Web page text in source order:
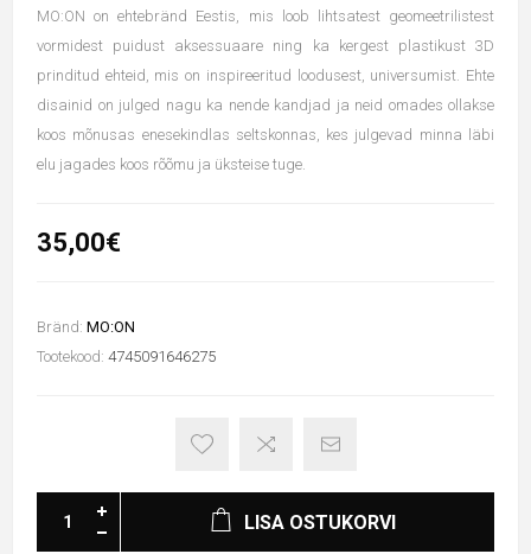
MO:ON on ehtebränd Eestis, mis loob lihtsatest geomeetrilistest
vormidest puidust aksessuaare ning ka kergest plastikust 3D
prinditud ehteid, mis on inspireeritud loodusest, universumist. Ehte
disainid on julged nagu ka nende kandjad ja neid omades ollakse
koos mõnusas enesekindlas seltskonnas, kes julgevad minna läbi
elu jagades koos rõõmu ja üksteise tuge.
35,00€
Bränd: MO:ON
Tootekood: 4745091646275
LISA OSTUKORVI